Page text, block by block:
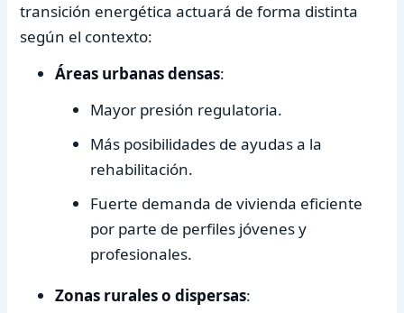
transición energética actuará de forma distinta
según el contexto:
Áreas urbanas densas:
Mayor presión regulatoria.
Más posibilidades de ayudas a la
rehabilitación.
Fuerte demanda de vivienda eficiente
por parte de perfiles jóvenes y
profesionales.
Zonas rurales o dispersas: